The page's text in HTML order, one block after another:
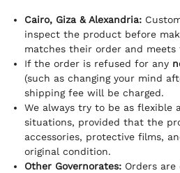
Cairo, Giza & Alexandria:
inspect the product before
matches their order and meets
If the order is refused for any
(such as changing your mind
shipping fee will be charged.
We always try to be as flexible
situations, provided that the
accessories, protective films,
original condition.
Other Governorates: Orders